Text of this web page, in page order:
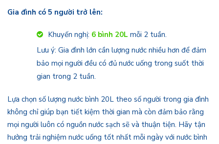
Gia đình có 5 người trở lên:
Khuyến nghị: 6 bình 20L mỗi 2 tuần.
Lưu ý: Gia đình lớn cần lượng nước nhiều hơn để đảm
bảo mọi người đều có đủ nước uống trong suốt thời
gian trong 2 tuần.
Lựa chọn số lượng nước bình 20L theo số người trong gia đình
không chỉ giúp bạn tiết kiệm thời gian mà còn đảm bảo rằng
mọi người luôn có nguồn nước sạch sẽ và thuận tiện. Hãy tận
hưởng trải nghiệm nước uống tốt nhất mỗi ngày với nước bình